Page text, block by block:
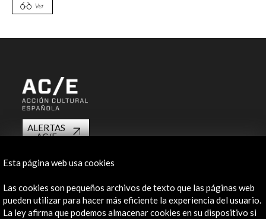
Ver
ALERTAS
AC/E
Contacta
info@accioncultural.es
+34 91 700 4000
Esta página web usa cookies
Las cookies son pequeños archivos de texto que las páginas web
pueden utilizar para hacer más eficiente la experiencia del usuario.
La ley afirma que podemos almacenar cookies en su dispositivo si